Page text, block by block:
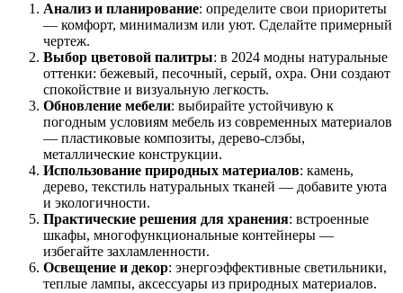
Анализ и планирование: определите свои приоритеты
— комфорт, минимализм или уют. Сделайте примерный
чертеж.
Выбор цветовой палитры: в 2024 модны натуральные
оттенки: бежевый, песочный, серый, охра. Они создают
спокойствие и визуальную легкость.
Обновление мебели: выбирайте устойчивую к
погодным условиям мебель из современных материалов
— пластиковые композиты, дерево-слэбы,
металлические конструкции.
Использование природных материалов: камень,
дерево, текстиль натуральных тканей — добавите уюта
и экологичности.
Практические решения для хранения: встроенные
шкафы, многофункциональные контейнеры —
избегайте захламленности.
Освещение и декор: энергоэффективные светильники,
теплые лампы, аксессуары из природных материалов.